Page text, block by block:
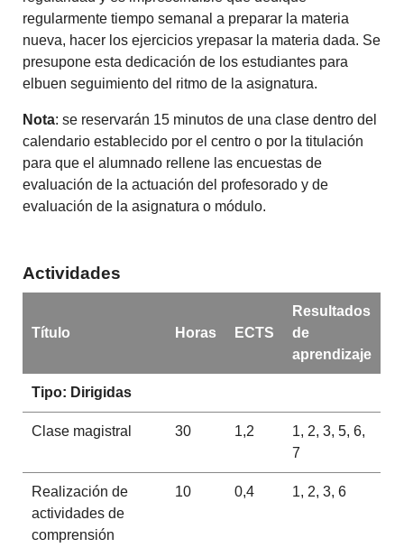
regularmente tiempo semanal a preparar la materia
nueva, hacer los ejercicios yrepasar la materia dada. Se
presupone esta dedicación de los estudiantes para
elbuen seguimiento del ritmo de la asignatura.
Nota: se reservarán 15 minutos de una clase dentro del
calendario establecido por el centro o por la titulación
para que el alumnado rellene las encuestas de
evaluación de la actuación del profesorado y de
evaluación de la asignatura o módulo.
Actividades
Título Horas ECTS
Resultados
de
aprendizaje
Tipo: Dirigidas
Clase magistral 30 1,2
1, 2, 3, 5, 6,
7
Realización de
actividades de
comprensión
10 0,4 1, 2, 3, 6